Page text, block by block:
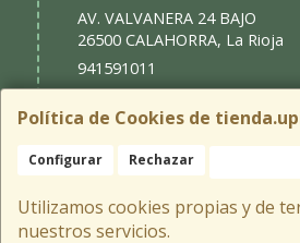
Política de Cookies de
Configurar Rechazar
Utilizamos cookies propias y de
nuestros servicios.
AV. VALVANERA 24 BAJO
26500 CALAHORRA, La Rioja
941591011
upical@upical.es
Horario
9:30 - 13:30 y 16:30 - 20:00